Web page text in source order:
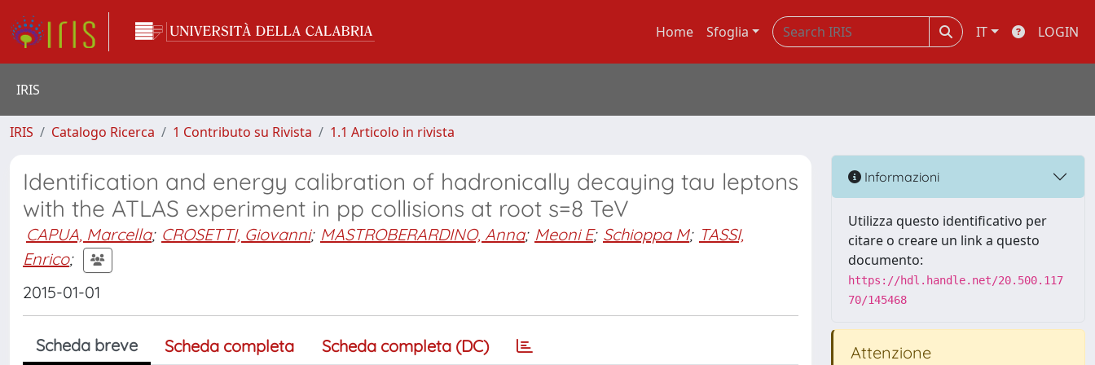
Home Sfoglia IT LOGIN
IRIS
IRIS Catalogo Ricerca 1 Contributo su Rivista 1.1 Articolo in rivista
Identification and energy calibration of hadronically decaying tau leptons
with the ATLAS experiment in pp collisions at root s=8 TeV
CAPUA, Marcella; CROSETTI, Giovanni; MASTROBERARDINO, Anna; Meoni E; Schioppa M; TASSI,
Enrico;
2015-01-01
Scheda breve Scheda completa Scheda completa (DC)
Informazioni
Utilizza questo identificativo per
citare o creare un link a questo
documento:
https://hdl.handle.net/20.500.117
70/145468
Attenzione